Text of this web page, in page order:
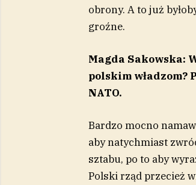
obrony. A to już
groźne.
Magda Sakowska:
polskim
NATO.
Bardzo mocno
aby natychmiast
sztabu, po to aby
Polski rząd przecież